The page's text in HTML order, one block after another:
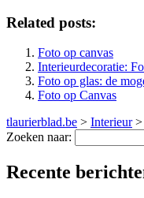
Related posts:
Foto op canvas
Interieurdecoratie:
Foto op glas: de
Foto op Canvas
tlaurierblad.be > Interieur>
Zoeken naar:
Recente